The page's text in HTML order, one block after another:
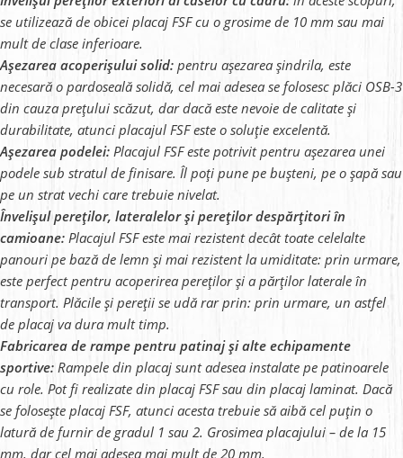
se utilizează de obicei placaj FSF cu o grosime de 10 mm sau mai
mult de clase inferioare.
Așezarea acoperișului solid: pentru așezarea șindrila, este
necesară o pardoseală solidă, cel mai adesea se folosesc plăci OSB-3
din cauza prețului scăzut, dar dacă este nevoie de calitate și
durabilitate, atunci placajul FSF este o soluție excelentă.
Așezarea podelei: Placajul FSF este potrivit pentru așezarea unei
podele sub stratul de finisare. Îl poți pune pe bușteni, pe o șapă sau
pe un strat vechi care trebuie nivelat.
Învelișul pereților, lateralelor și pereților despărțitori în
camioane: Placajul FSF este mai rezistent decât toate celelalte
panouri pe bază de lemn și mai rezistent la umiditate: prin urmare,
este perfect pentru acoperirea pereților și a părților laterale în
transport. Plăcile și pereții se udă rar prin: prin urmare, un astfel
de placaj va dura mult timp.
Fabricarea de rampe pentru patinaj și alte echipamente
sportive: Rampele din placaj sunt adesea instalate pe patinoarele
cu role. Pot fi realizate din placaj FSF sau din placaj laminat. Dacă
se folosește placaj FSF, atunci acesta trebuie să aibă cel puțin o
latură de furnir de gradul 1 sau 2. Grosimea placajului – de la 15
mm, dar cel mai adesea mai mult de 20 mm.